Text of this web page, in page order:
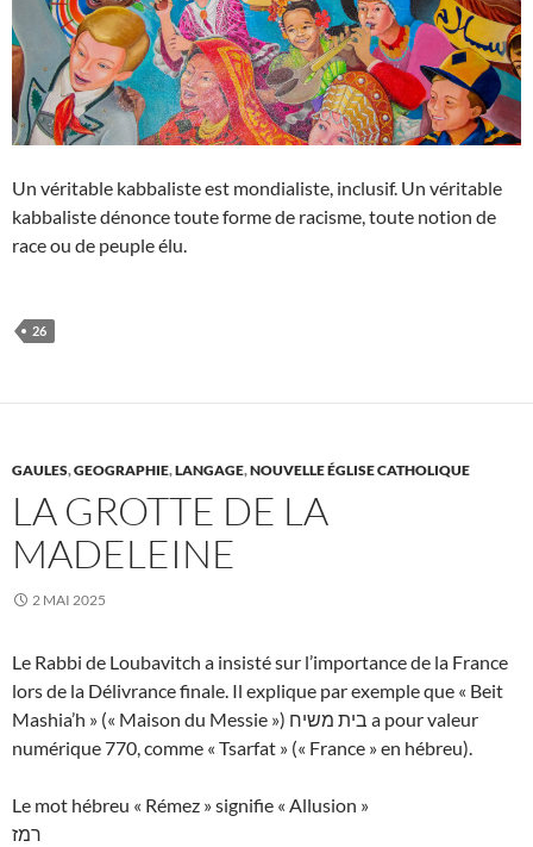
Un véritable kabbaliste est mondialiste, inclusif. Un véritable
kabbaliste dénonce toute forme de racisme, toute notion de
race ou de peuple élu.
26
GAULES,GEOGRAPHIE,LANGAGE,NOUVELLE ÉGLISE CATHOLIQUE
LA GROTTE DE LA
MADELEINE
2 MAI 2025
Le Rabbi de Loubavitch a insisté sur l’importance de la France
lors de la Délivrance finale. Il explique par exemple que « Beit
Mashia’h » (« Maison du Messie ») בית משיח a pour valeur
numérique 770, comme « Tsarfat » (« France » en hébreu).
Le mot hébreu « Rémez » signifie « Allusion »
רמז